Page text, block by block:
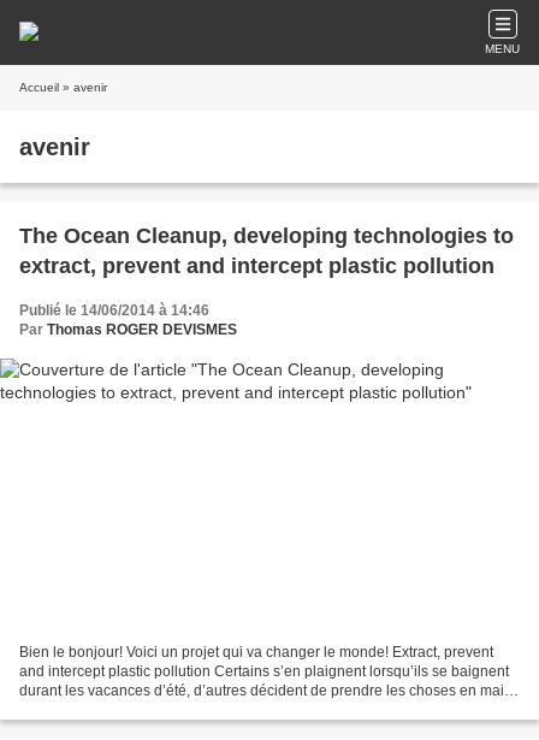
MENU
Accueil » avenir
avenir
The Ocean Cleanup, developing technologies to
extract, prevent and intercept plastic pollution
Publié le 14/06/2014 à 14:46
Par Thomas ROGER DEVISMES
Bien le bonjour! Voici un projet qui va changer le monde! Extract, prevent
and intercept plastic pollution Certains s’en plaignent lorsqu’ils se baignent
durant les vacances d’été, d’autres décident de prendre les choses en main.